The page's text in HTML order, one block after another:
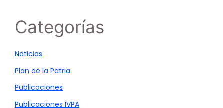
Categorías
Noticias
Plan de la Patria
Publicaciones
Publicaciones IVPA